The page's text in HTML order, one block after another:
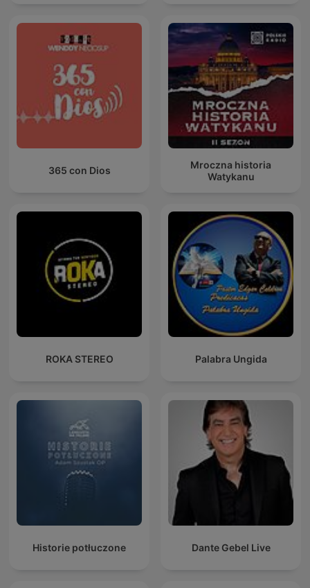
365 con Dios
Mroczna historia
Watykanu
ROKA STEREO Palabra Ungida
Historie potłuczone Dante Gebel Live